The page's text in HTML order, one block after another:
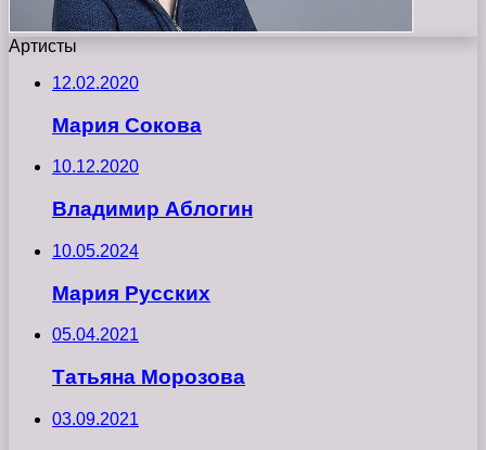
Артисты
12.02.2020
Мария Сокова
10.12.2020
Владимир Аблогин
10.05.2024
Мария Русских
05.04.2021
Татьяна Морозова
03.09.2021